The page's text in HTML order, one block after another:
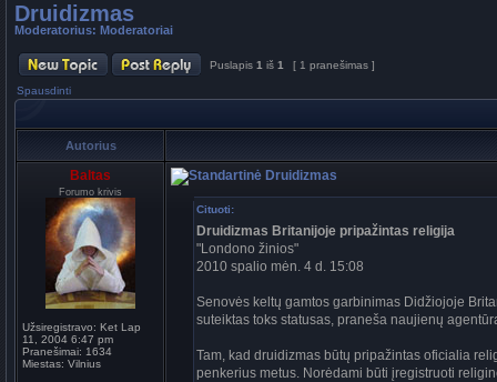
Druidizmas
Moderatorius: Moderatoriai
Puslapis 1 iš 1 [ 1 pranešimas ]
Spausdinti
Autorius
Baltas
Forumo krivis
Užsiregistravo: Ket Lap
11, 2004 6:47 pm
Pranešimai: 1634
Miestas: Vilnius
Druidizmas
Cituoti:
Druidizmas Britanijoje pripažintas religija
"Londono žinios"
2010 spalio mėn. 4 d. 15:08
Senovės keltų gamtos garbinimas Didžiojoje
suteiktas toks statusas, praneša naujienų
Tam, kad druidizmas būtų pripažintas oficialia
penkerius metus. Norėdami būti įregistruoti